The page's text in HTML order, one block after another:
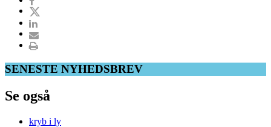
SENESTE NYHEDSBREV
Se også
kryb i ly